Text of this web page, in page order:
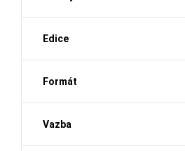
Edice
Formát
Vazba